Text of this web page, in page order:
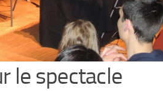
le spectacle